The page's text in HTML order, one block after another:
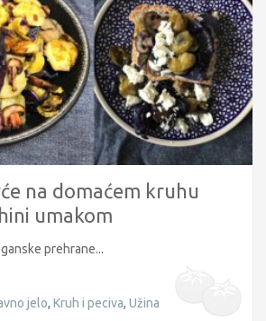
na domaćem kruhu
umakom
prehrane...
jelo, Kruh i peciva, Užina